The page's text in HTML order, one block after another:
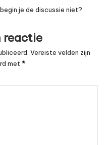
je de discussie niet?
reactie
Vereiste velden zijn
met *